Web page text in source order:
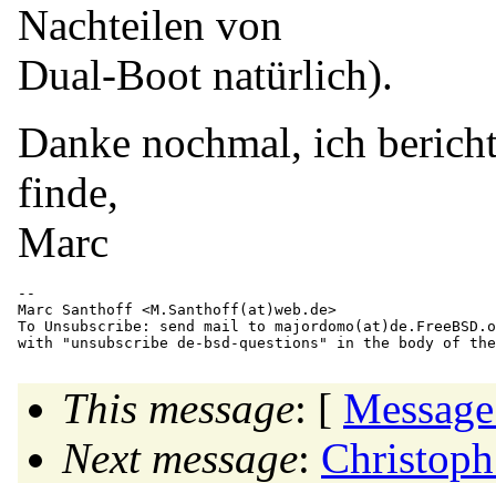
Nachteilen von
Dual-Boot natürlich).
Danke nochmal, ich
finde,
Marc
--
Marc Santhoff <M.Santhoff(at)web. de>
To Unsubscribe: send mail to majordomo(at)de.
This message: [
Next message: